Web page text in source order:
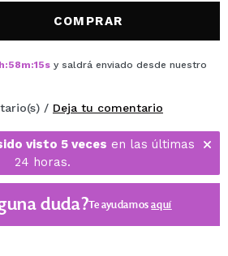
COMPRAR
h:58m:15s y saldrá enviado desde nuestro
/ Deja tu comentario
visto 5 veces en las últimas
24 horas.
duda?Te ayudamosaquí